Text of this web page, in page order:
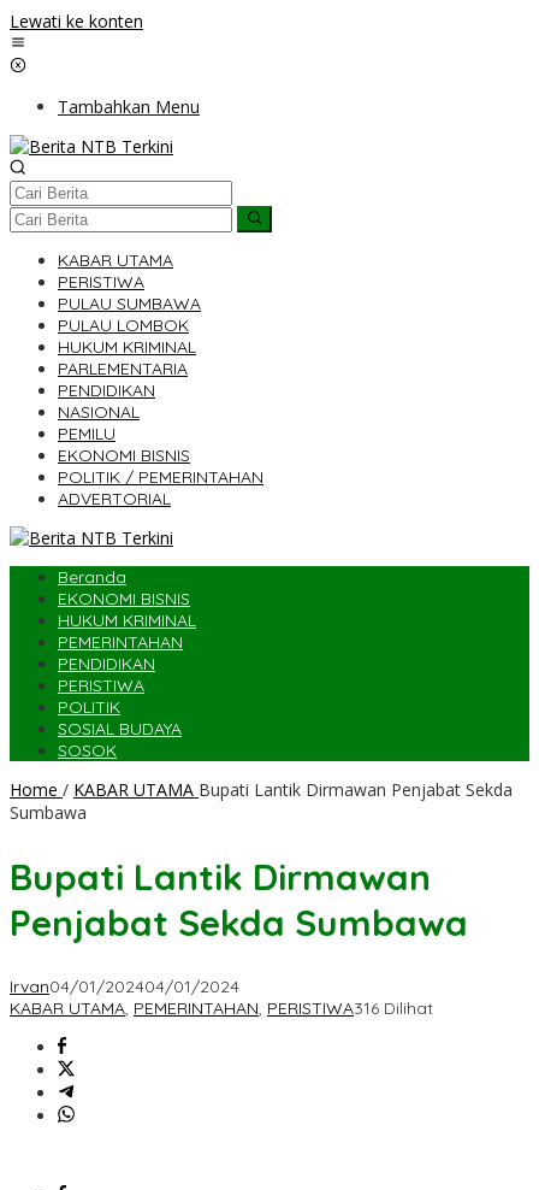
Lewati ke konten
Tambahkan Menu
KABAR UTAMA
PERISTIWA
PULAU SUMBAWA
PULAU LOMBOK
HUKUM KRIMINAL
PARLEMENTARIA
PENDIDIKAN
NASIONAL
PEMILU
EKONOMI BISNIS
POLITIK / PEMERINTAHAN
ADVERTORIAL
Beranda
EKONOMI BISNIS
HUKUM KRIMINAL
PEMERINTAHAN
PENDIDIKAN
PERISTIWA
POLITIK
SOSIAL BUDAYA
SOSOK
Home / KABAR UTAMA Bupati Lantik Dirmawan Penjabat Sekda
Sumbawa
Bupati Lantik Dirmawan
Penjabat Sekda Sumbawa
Irvan04/01/202404/01/2024
KABAR UTAMA, PEMERINTAHAN, PERISTIWA316 Dilihat